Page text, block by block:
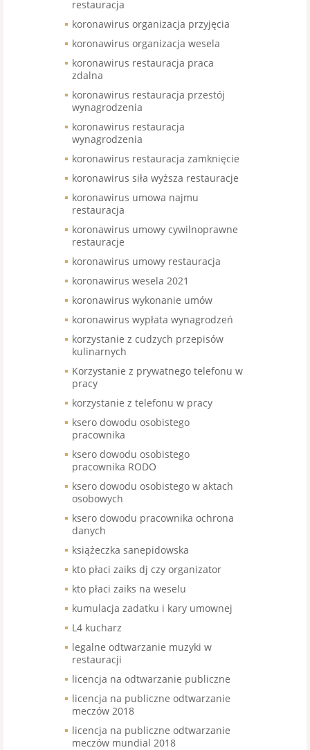
restauracja
koronawirus organizacja przyjęcia
koronawirus organizacja wesela
koronawirus restauracja praca
zdalna
koronawirus restauracja przestój
wynagrodzenia
koronawirus restauracja
wynagrodzenia
koronawirus restauracja zamknięcie
koronawirus siła wyższa restauracje
koronawirus umowa najmu
restauracja
koronawirus umowy cywilnoprawne
restauracje
koronawirus umowy restauracja
koronawirus wesela 2021
koronawirus wykonanie umów
koronawirus wypłata wynagrodzeń
korzystanie z cudzych przepisów
kulinarnych
Korzystanie z prywatnego telefonu w
pracy
korzystanie z telefonu w pracy
ksero dowodu osobistego
pracownika
ksero dowodu osobistego
pracownika RODO
ksero dowodu osobistego w aktach
osobowych
ksero dowodu pracownika ochrona
danych
książeczka sanepidowska
kto płaci zaiks dj czy organizator
kto płaci zaiks na weselu
kumulacja zadatku i kary umownej
L4 kucharz
legalne odtwarzanie muzyki w
restauracji
licencja na odtwarzanie publiczne
licencja na publiczne odtwarzanie
meczów 2018
licencja na publiczne odtwarzanie
meczów mundial 2018